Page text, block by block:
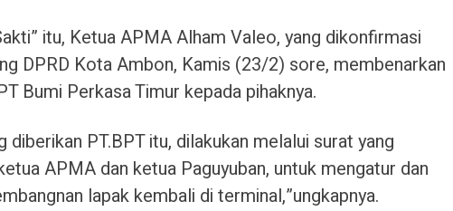
itu, Ketua APMA Alham Valeo, yang dikonfirmasi
DPRD Kota Ambon, Kamis (23/2) sore, membenarkan
Bumi Perkasa Timur kepada pihaknya.
diberikan PT.BPT itu, dilakukan melalui surat yang
APMA dan ketua Paguyuban, untuk mengatur dan
lapak kembali di terminal,”ungkapnya.